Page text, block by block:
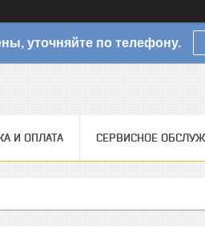
уточняйте по телефону.
И ОПЛАТА СЕРВИСНОЕ